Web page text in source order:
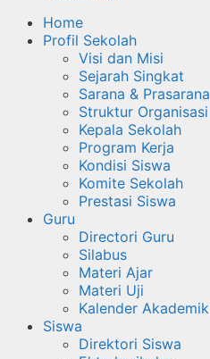
Home
Profil Sekolah
Visi dan Misi
Sejarah Singkat
Sarana & Prasarana
Struktur Organisasi
Kepala Sekolah
Program Kerja
Kondisi Siswa
Komite Sekolah
Prestasi Siswa
Guru
Directori Guru
Silabus
Materi Ajar
Materi Uji
Kalender Akademik
Siswa
Direktori Siswa